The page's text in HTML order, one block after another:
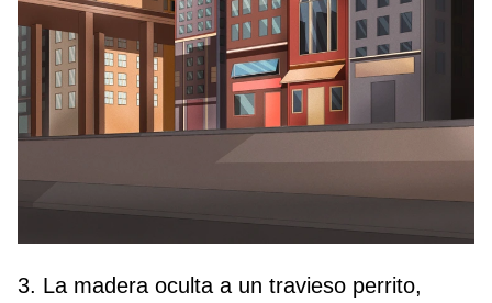
3. La madera oculta a un travieso perrito,